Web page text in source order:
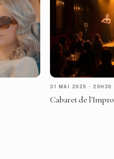
31 MAI 2025 · 20H30
Cabaret de l'Impro